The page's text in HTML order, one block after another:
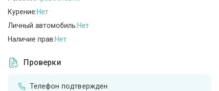
Курение:Нет
Личный автомобиль:Нет
Наличие прав:Нет
Проверки
Телефон подтвержден